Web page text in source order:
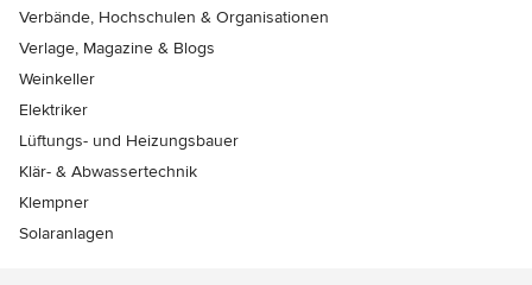
Verbände, Hochschulen & Organisationen
Verlage, Magazine & Blogs
Weinkeller
Elektriker
Lüftungs- und Heizungsbauer
Klär- & Abwassertechnik
Klempner
Solaranlagen